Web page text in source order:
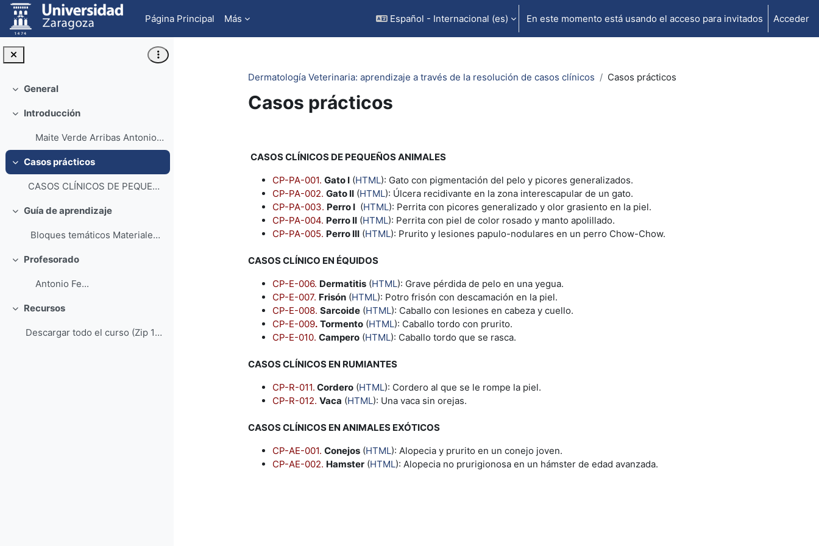
Salta al contenido principal
Página Principal
Más Español - Internacional ‎(es)‎ En este momento está usando el acceso para invitados Acceder
Colapsar
General
Colapsar
Introducción
Maite Verde Arribas Antonio Fernán...
Colapsar
Casos prácticos
CASOS CLÍNICOS DE PEQUEÑOS ANIMALES CP-PA-001....
Colapsar
Guía de aprendizaje
Bloques temáticos Materiales de estudio ...
Colapsar
Profesorado
Antonio Fe...
Colapsar
Recursos
Descargar todo el curso (Zip 10,8MB)
Dermatología Veterinaria: aprendizaje a través de la resolución de casos clínicos Casos prácticos
Casos prácticos
CASOS CLÍNICOS DE PEQUEÑOS ANIMALES
CP-PA-001. Gato I(HTML): Gato con pigmentación del pelo y picores generalizados.
CP-PA-002. Gato II(HTML): Úlcera recidivante en la zona interescapular de un gato.
CP-PA-003. Perro I(HTML): Perrita con picores generalizado y olor grasiento en la piel.
CP-PA-004. Perro II(HTML): Perrita con piel de color rosado y manto apolillado.
CP-PA-005. Perro III(HTML): Prurito y lesiones papulo-nodulares en un perro Chow-Chow.
CASOS CLÍNICO EN ÉQUIDOS
CP-E-006. Dermatitis(HTML): Grave pérdida de pelo en una yegua.
CP-E-007. Frisón(HTML): Potro frisón con descamación en la piel.
CP-E-008. Sarcoide(HTML): Caballo con lesiones en cabeza y cuello.
CP-E-009. Tormento(HTML): Caballo tordo con prurito.
CP-E-010. Campero(HTML): Caballo tordo que se rasca.
CASOS CLÍNICOS EN RUMIANTES
CP-R-011. Cordero(HTML): Cordero al que se le rompe la piel.
CP-R-012. Vaca (HTML): Una vaca sin orejas.
CASOS CLÍNICOS EN ANIMALES EXÓTICOS
CP-AE-001. Conejos(HTML): Alopecia y prurito en un conejo joven.
CP-AE-002. Hamster(HTML): Alopecia no prurigionosa en un hámster de edad avanzada.